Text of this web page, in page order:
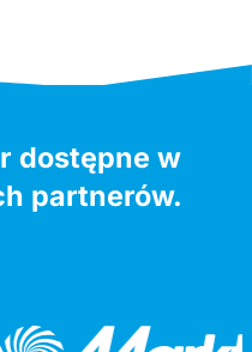
dostępne w
partnerów.